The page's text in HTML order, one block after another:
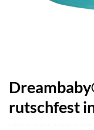
rutschfest